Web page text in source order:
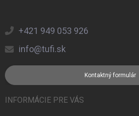
+421 949 053 926
info@tufi.sk
Kontaktný formulár
INFORMÁCIE PRE VÁS